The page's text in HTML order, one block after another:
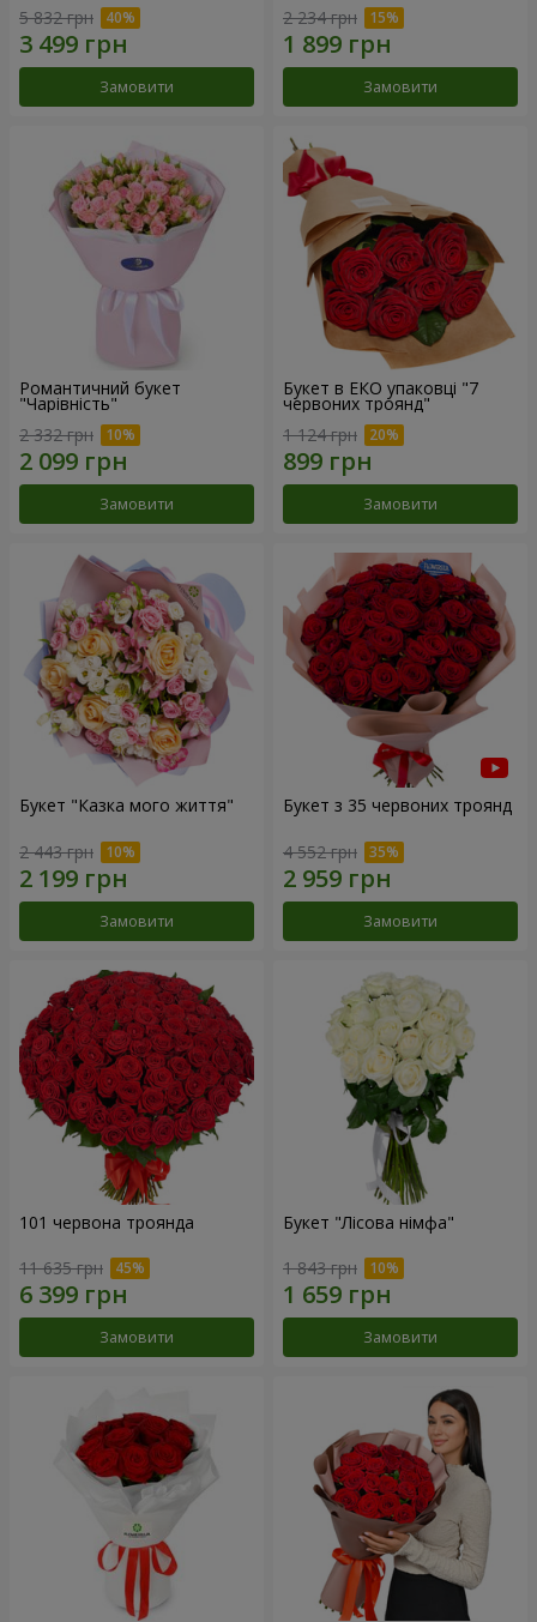
5 832 грн
Замовити
2 234 грн
Замовити
Романтичний букет
"Чарівність"
2 332 грн
Замовити
Букет в ЕКО упаковці "7
червоних троянд"
1 124 грн
Замовити
Букет "Казка мого життя"
2 443 грн
Замовити
Букет з 35 червоних троянд
4 552 грн
Замовити
101 червона троянда
11 635 грн
Замовити
Букет "Лісова німфа"
1 843 грн
Замовити